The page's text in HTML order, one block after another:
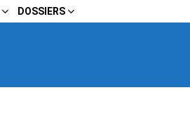
DOSSIERS